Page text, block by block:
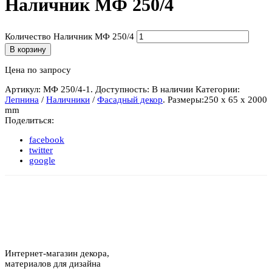
Наличник МФ 250/4
Количество Наличник МФ 250/4
В корзину
Цена по запросу
Артикул: МФ 250/4-1. Доступность: В наличии Категории:
Лепнина / Наличники / Фасадный декор. Размеры:250 x 65 x 2000
mm
Поделиться:
facebook
twitter
google
Интернет-магазин декора,
материалов для дизайна